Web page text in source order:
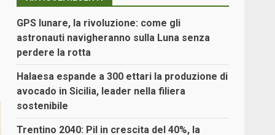
GPS lunare, la rivoluzione: come gli
astronauti navigheranno sulla Luna senza
perdere la rotta
Halaesa espande a 300 ettari la produzione di
avocado in Sicilia, leader nella filiera
sostenibile
Trentino 2040: Pil in crescita del 40%, la